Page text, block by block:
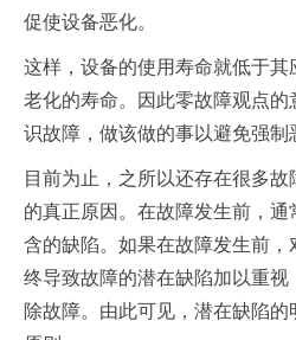
促使设备恶化。
这样，设备的使用寿命就低于
老化的寿命。因此零故障观点的
识故障，做该做的事以避免强制
目前为止，之所以还存在很多
的真正原因。在故障发生前，
含的缺陷。如果在故障发生前
终导致故障的潜在缺陷加以重
除故障。由此可见，潜在缺陷的